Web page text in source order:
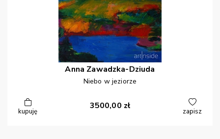
Anna Zawadzka-Dziuda
Niebo w jeziorze
kupuję
3500,00 zł
zapisz